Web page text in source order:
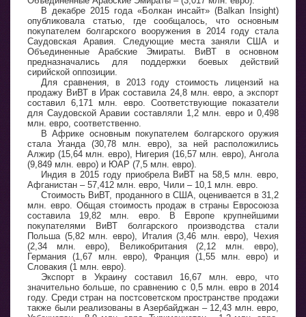
В декабре 2015 года «Болкан инсайт» (Balkan Insight)
опубликовала статью, где сообщалось, что основным
покупателем болгарского вооружения в 2014 году стала
Саудовская Аравия. Следующие места заняли США и
Объединенные Арабские Эмираты. ВиВТ в основном
предназначались для поддержки боевых действий
сирийской оппозиции.
Для сравнения, в 2013 году стоимость лицензий на
продажу ВиВТ в Ирак составила 24,8 млн. евро, а экспорт
составил 6,171 млн. евро. Соответствующие показатели
для Саудовской Аравии составляли 1,2 млн. евро и 0,498
млн. евро, соответственно.
В Африке основным покупателем болгарского оружия
стала Уганда (30,78 млн. евро), за ней расположились
Алжир (15,64 млн. евро), Нигерия (16,57 млн. евро), Ангола
(9,849 млн. евро) и ЮАР (7,5 млн. евро).
Индия в 2015 году приобрела ВиВТ на 58,5 млн. евро,
Афганистан – 57,412 млн. евро, Чили – 10,1 млн. евро.
Стоимость ВиВТ, проданного в США, оценивается в 31,2
млн. евро. Общая стоимость продаж в страны Евросоюза
составила 19,82 млн. евро. В Европе крупнейшими
покупателями ВиВТ болгарского производства стали
Польша (5,82 млн. евро), Италия (3,46 млн. евро), Чехия
(2,34 млн. евро), Великобритания (2,12 млн. евро),
Германия (1,67 млн. евро), Франция (1,55 млн. евро) и
Словакия (1 млн. евро).
Экспорт в Украину составил 16,67 млн. евро, что
значительно больше, по сравнению с 0,5 млн. евро в 2014
году. Среди стран на постсоветском пространстве продажи
также были реализованы в Азербайджан – 12,43 млн. евро,